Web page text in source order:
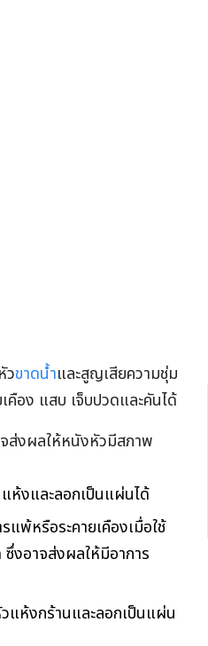
วขาดน้ำและสูญเสียความชุ่ม
คือง แสบ เจ็บปวดและคันได้
ส่งผลให้หนังหัวมีสภาพ
ห้งและลอกเป็นแผ่นได้
แพ้หรือระคายเคืองเมื่อใช้
อาจส่งผลให้มีอาการ
แห้งกร้านและลอกเป็นแผ่น